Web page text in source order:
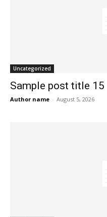
Uncategorized
Sample post title 15
Author name - August 5, 2026